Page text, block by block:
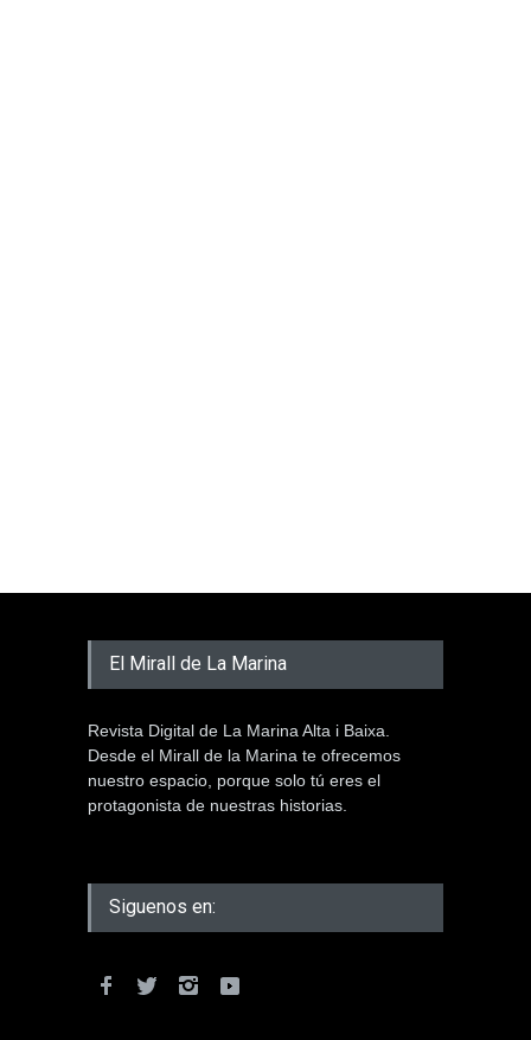
El Mirall de La Marina
Revista Digital de La Marina Alta i Baixa.
Desde el Mirall de la Marina te ofrecemos
nuestro espacio, porque solo tú eres el
protagonista de nuestras historias.
Siguenos en: